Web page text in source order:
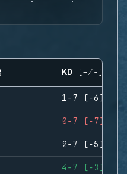
KD (+/-)
1-7 (-6)
0-7 (-7)
2-7 (-5)
4-7 (-3)